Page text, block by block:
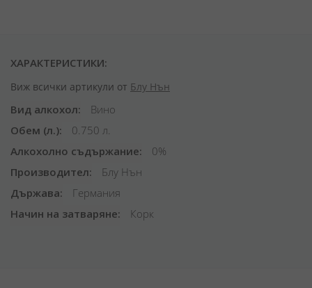
ХАРАКТЕРИСТИКИ:
Виж всички артикули от Блу Нън
Вид алкохол
Вино
Обем (л.)
0.750 л.
Алкохолно съдържание
0%
Производител
Блу Нън
Държава
Германия
Начин на затваряне
Корк